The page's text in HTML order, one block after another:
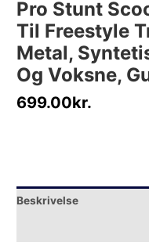
Pro Stunt
Til Freestyle
Metal,
Og Voksne,
699.00kr.
Beskrivelse